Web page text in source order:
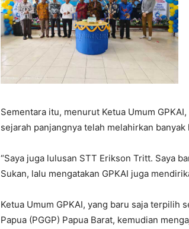
Sementara itu, menurut Ketua Umum
sejarah panjangnya telah melahirkan banyak
“Saya juga lulusan STT Erikson Tritt. Saya
Sukan, lalu mengatakan GPKAI juga
Ketua Umum GPKAI, yang baru saja terpilih
Papua (PGGP) Papua Barat, kemudian